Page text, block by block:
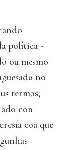
política -
ou mesmo
no
termos;
con
coa que